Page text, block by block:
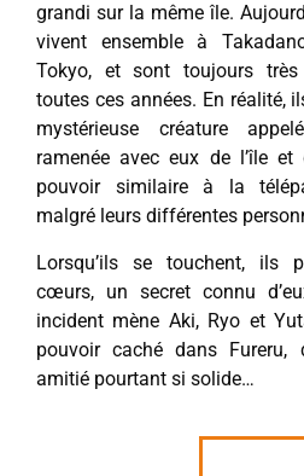
grandi sur la même île.
vivent ensemble à
Tokyo, et sont toujours
toutes ces années. En réalité,
mystérieuse créature
ramenée avec eux de l’île et
pouvoir similaire à la
malgré leurs différentes
Lorsqu’ils se touchent, ils
cœurs, un secret connu
incident mène Aki, Ryo et
pouvoir caché dans Fureru,
amitié pourtant si solide…